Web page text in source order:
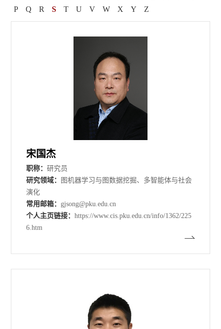
P
Q R S T U V W X Y Z
宋国杰
职称：研究员
研究领域：
图机器学习与图数据挖掘、多智能体与社会
演化
常用邮箱： gjsong@pku.edu.cn
个人主页链接：https://www.cis.pku.edu.cn/info/1362/225
6.htm​